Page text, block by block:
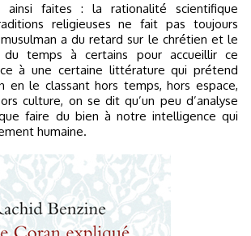
ainsi faites : la rationalité scientifique
religieuses ne fait pas toujours
a du retard sur le chrétien et le
temps à certains pour accueillir ce
à une certaine littérature qui prétend
en le classant hors temps, hors espace,
culture, on se dit qu’un peu d’analyse
faire du bien à notre intelligence qui
humaine.